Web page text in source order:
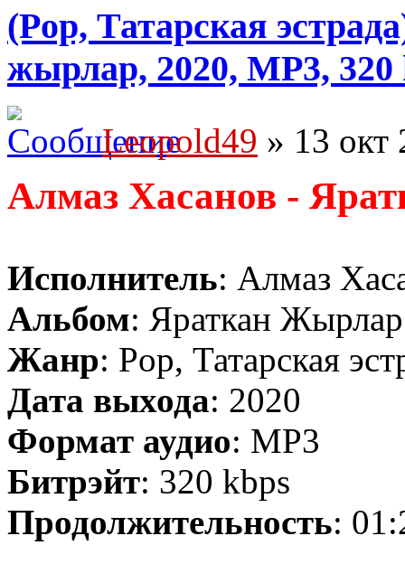
(Pop, Татарская
жырлар, 2020, MP3, 320
Leopold49 » 13 окт
Алмаз Хасанов -
Исполнитель: Алмаз
Альбом: Яраткан Жырлар
Жанр: Pop, Татарская
Дата выхода: 2020
Формат аудио: MP3
Битрэйт: 320 kbps
Продолжительность: